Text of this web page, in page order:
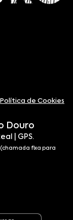
Política de Cookies
Douro
| GPS.
(chamada fixa para